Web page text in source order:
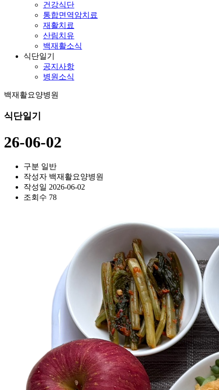
건강식단
통합면역암치료
재활치료
산림치유
백재활소식
식단일기
공지사항
병원소식
백재활요양병원
식단일기
26-06-02
구분 일반
작성자 백재활요양병원
작성일 2026-06-02
조회수 78